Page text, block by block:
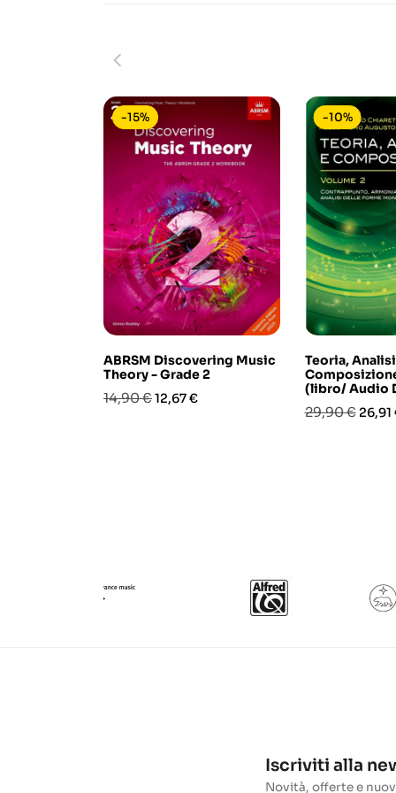
ABRSM Discovering Music
Theory - Grade 2
Prezzo
14,90 €Prezzo
12,67 €
-15%
Teoria,
(libro/ Audio
Prezzo
29,90 € 26,91
-10%
Iscriviti alla
Novità, offerte e